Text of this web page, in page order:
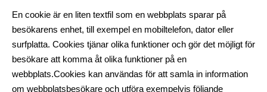
En cookie är en liten textfil som en webbplats sparar på
besökarens enhet, till exempel en mobiltelefon, dator eller
surfplatta. Cookies tjänar olika funktioner och gör det möjligt för
besökare att komma åt olika funktioner på en
webbplats.Cookies kan användas för att samla in information
om webbplatsbesökare och utföra exempelvis följande